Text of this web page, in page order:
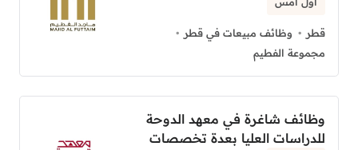
قطر
وظائف مبيعات في قطر
مجموعة الفطيم
وظائف شاغرة في معهد الدوحة
للدراسات العليا بعدة تخصصات